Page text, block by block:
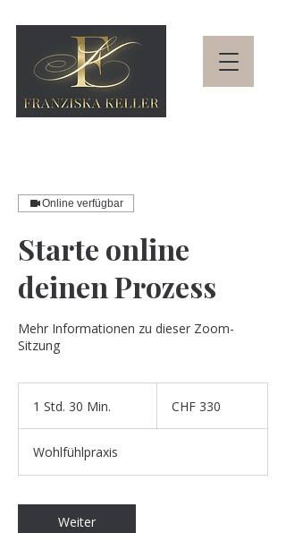
Online verfügbar
Starte online
deinen Prozess
Mehr Informationen zu dieser Zoom-
Sitzung
1 Std. 30 Min.
d
3
M
Franken
CHF 330
Wohlfühlpraxis
Weiter